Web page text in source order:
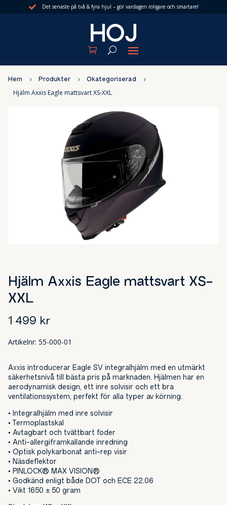
 Det senaste på två & fyra hjul – gör vardagen roligare och smartare!
Hem 5 Produkter 5 Okategoriserad 5
Hjälm Axxis Eagle mattsvart XS-XXL
Hjälm Axxis Eagle mattsvart XS-
XXL
1 499 kr
Artikelnr: 55-000-01
Axxis introducerar Eagle SV integralhjälm med en utmärkt
säkerhetsnivå till bästa pris på marknaden. Hjälmen har en
aerodynamisk design, ett inre solvisir och ett bra
ventilationssystem, perfekt för alla typer av körning.
• Integralhjälm med inre solvisir
• Termoplastskal
• Avtagbart och tvättbart foder
• Anti-allergiframkallande inredning
• Optisk polykarbonat anti-rep visir
• Näsdeflektor
• PINLOCK® MAX VISION®
• Godkänd enligt både DOT och ECE 22.06
• Vikt 1650 ± 50 gram